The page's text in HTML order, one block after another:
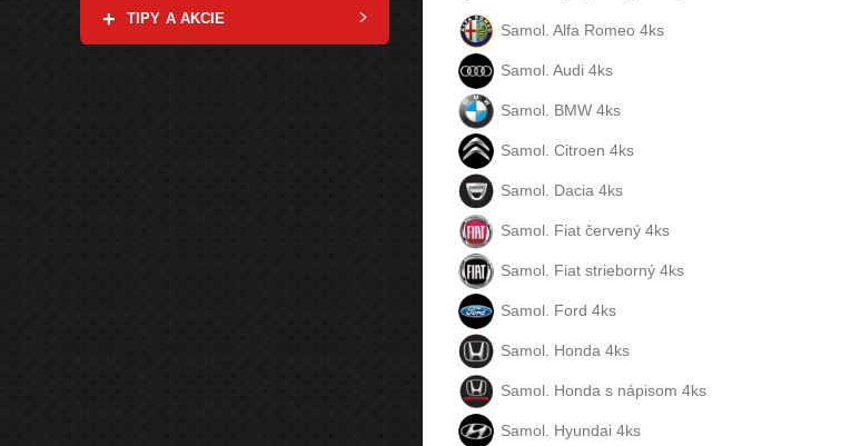
+ TIPY A AKCIE
Samol. Alfa Romeo 4ks
Samol. Audi 4ks
Samol. BMW 4ks
Samol. Citroen 4ks
Samol. Dacia 4ks
Samol. Fiat červený 4ks
Samol. Fiat strieborný 4ks
Samol. Ford 4ks
Samol. Honda 4ks
Samol. Honda s nápisom 4ks
Samol. Hyundai 4ks